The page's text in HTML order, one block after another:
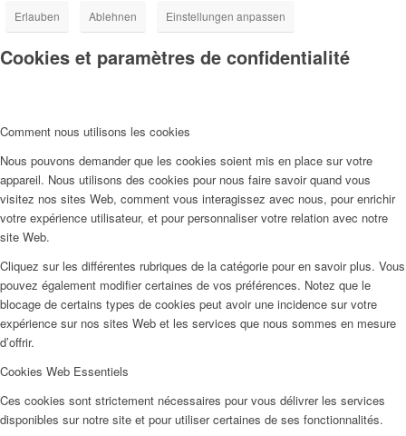
Erlauben Ablehnen Einstellungen anpassen
Cookies et paramètres de confidentialité
Comment nous utilisons les cookies
Nous pouvons demander que les cookies soient mis en place sur votre
appareil. Nous utilisons des cookies pour nous faire savoir quand vous
visitez nos sites Web, comment vous interagissez avec nous, pour enrichir
votre expérience utilisateur, et pour personnaliser votre relation avec notre
site Web.
Cliquez sur les différentes rubriques de la catégorie pour en savoir plus. Vous
pouvez également modifier certaines de vos préférences. Notez que le
blocage de certains types de cookies peut avoir une incidence sur votre
expérience sur nos sites Web et les services que nous sommes en mesure
d’offrir.
Cookies Web Essentiels
Ces cookies sont strictement nécessaires pour vous délivrer les services
disponibles sur notre site et pour utiliser certaines de ses fonctionnalités.